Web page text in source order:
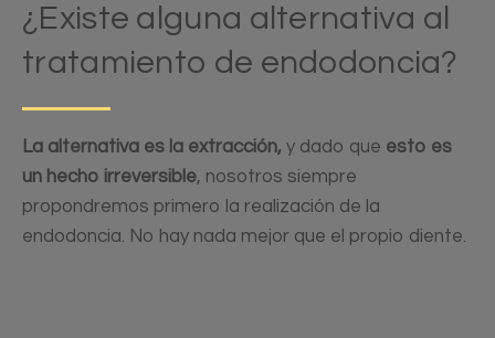
¿Existe alguna alternativa al
tratamiento de endodoncia?
La alternativa es la extracción, y dado que esto es
un hecho irreversible, nosotros siempre
propondremos primero la realización de la
endodoncia. No hay nada mejor que el propio diente.